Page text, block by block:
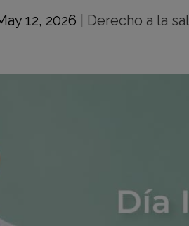
12, 2026
Derecho a la